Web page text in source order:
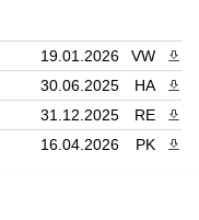
19.01.2026 VW
30.06.2025 HA
31.12.2025 RE
16.04.2026 PK